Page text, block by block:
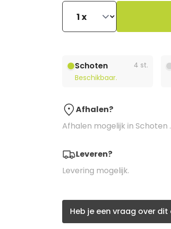
Schoten
4 st.
Beschikbaar.
Afhalen?
Afhalen mogelijk in Schoten .
Leveren?
Levering mogelijk.
Heb je een vraag over dit